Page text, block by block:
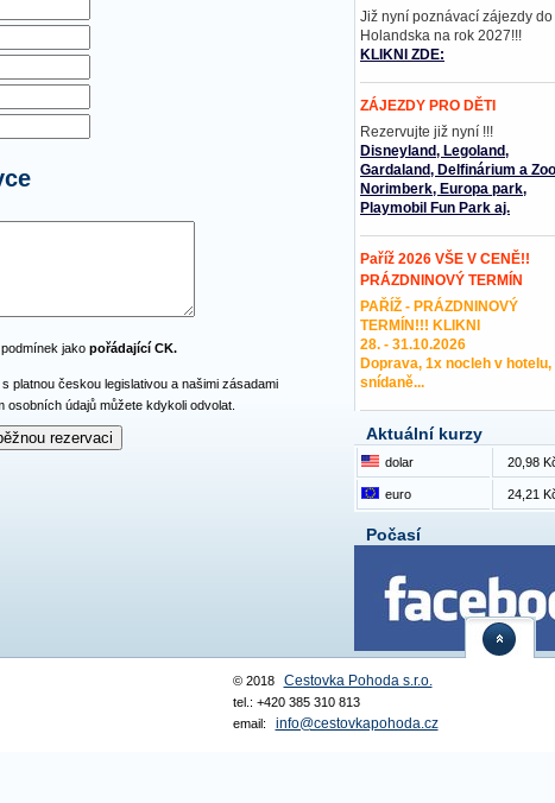
jako pořádající CK.
platnou českou legislativou a našimi zásadami
osobních údajů můžete kdykoli odvolat.
Již nyní poznávací zájezdy do
Holandska na rok 2027!!!
KLIKNI ZDE:
ZÁJEZDY PRO DĚTI
Rezervujte již nyní !!!
Disneyland, Legoland,
Gardaland, Delfinárium a Zoo
Norimberk, Europa park,
Playmobil Fun Park aj.
Paříž 2026 VŠE V CENĚ!!
PRÁZDNINOVÝ TERMÍN
PAŘÍŽ - PRÁZDNINOVÝ
TERMÍN!!! KLIKNI
28. - 31.10.2026
Doprava, 1x nocleh v hotelu,
snídaně...
Aktuální kurzy
dolar 20,98
euro 24,21
Počasí
© 2018 Cestovka Pohoda s.r.o.
tel.: +420 385 310 813
email:
info@cestovkapohoda.cz